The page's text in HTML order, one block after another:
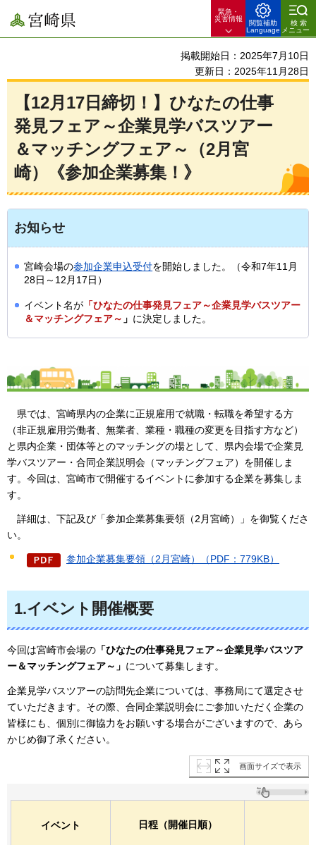
宮崎県
緊急・
災害情報
閲覧補助
Language
検索
メニュー
掲載開始日：2025年7月10日
更新日：2025年11月28日
【12月17日締切！】ひなたの仕事
発見フェア～企業見学バスツアー
＆マッチングフェア～（2月宮
崎）《参加企業募集！》
お知らせ
宮崎会場の参加企業申込受付を開始しました。（令和7年11月
28日～12月17日）
イベント名が 「ひなたの仕事発見フェア～企業見学バスツアー
＆マッチングフェア～ 」 に決定しました。
県では 、宮崎県内の企業に正規雇用で就職・転職を希望する方
（非正規雇用労働者、無業者、業種・職種の変更を目指す方など）
と県内企業・団体等とのマッチングの場として、県内会場で企業見
学バスツアー・合同企業説明会（マッチングフェア）を開催しま
す。今回は、宮崎市で開催するイベントに参加する企業を募集しま
す。
詳細は 、下記及び「参加企業募集要領（2月宮崎）」を御覧くださ
い。
参加企業募集要領（2月宮崎）（PDF：779KB）
1.イベント開催概要
今回は宮崎市会場の 「ひなたの仕事発見フェア～企業見学バスツア
ー＆マッチングフェア～」 について募集します。
企業見学バスツアーの訪問先企業については、事務局にて選定させ
ていただきます。その際、合同企業説明会にご参加いただく企業の
皆様にも、個別に御協力をお願いする場合がございますので、あら
かじめ御了承ください。
画面サイズで表示
イベント 日程（開催日順）